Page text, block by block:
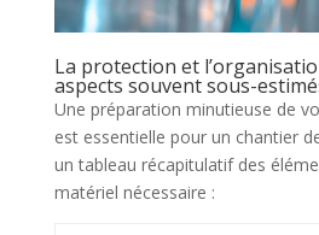
La protection et
aspects souvent sous-
Une préparation minutieuse de
est essentielle pour un chantier
un tableau récapitulatif des
matériel nécessaire :